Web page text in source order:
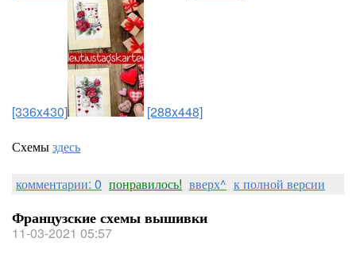
[336x430]
[288x448]
Схемыздесь
комментарии: 0 понравилось! вверх^ к полной версии
Французские схемы вышивки
11-03-2021 05:57